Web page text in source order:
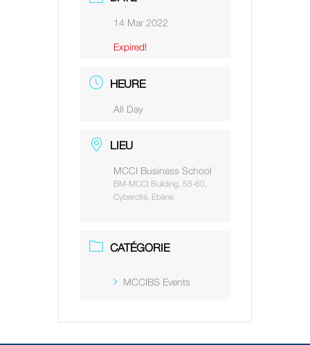
14 Mar 2022
Expired!
HEURE
All Day
LIEU
MCCI Business School
BM-MCCI Building, 58-60,
Cybercité, Ebène
CATÉGORIE
MCCIBS Events